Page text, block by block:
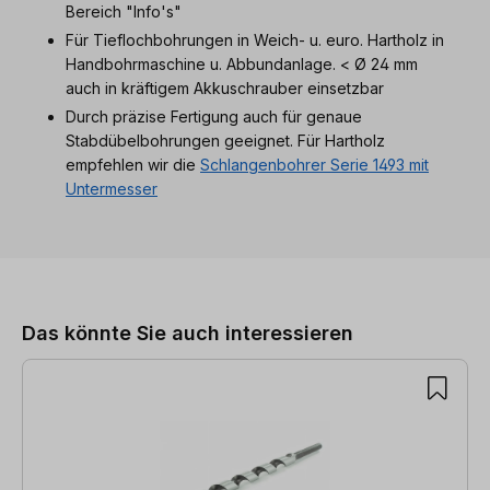
Bereich "Info's"
Für Tieflochbohrungen in Weich- u. euro. Hartholz in
Handbohrmaschine u. Abbundanlage. < Ø 24 mm
auch in kräftigem Akkuschrauber einsetzbar
Durch präzise Fertigung auch für genaue
Stabdübelbohrungen geeignet. Für Hartholz
empfehlen wir die Schlangenbohrer Serie 1493 mit
Untermesser
Das könnte Sie auch interessieren